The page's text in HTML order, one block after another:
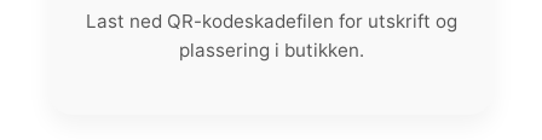
Last ned QR-kodeskadefilen for utskrift og
plassering i butikken.